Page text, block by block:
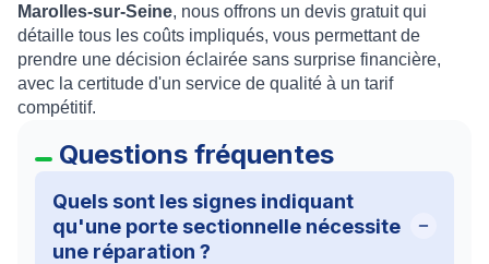
Marolles-sur-Seine, nous offrons un devis gratuit qui
détaille tous les coûts impliqués, vous permettant de
prendre une décision éclairée sans surprise financière,
avec la certitude d'un service de qualité à un tarif
compétitif.
Questions fréquentes
Quels sont les signes indiquant
qu'une porte sectionnelle nécessite
une réparation ?